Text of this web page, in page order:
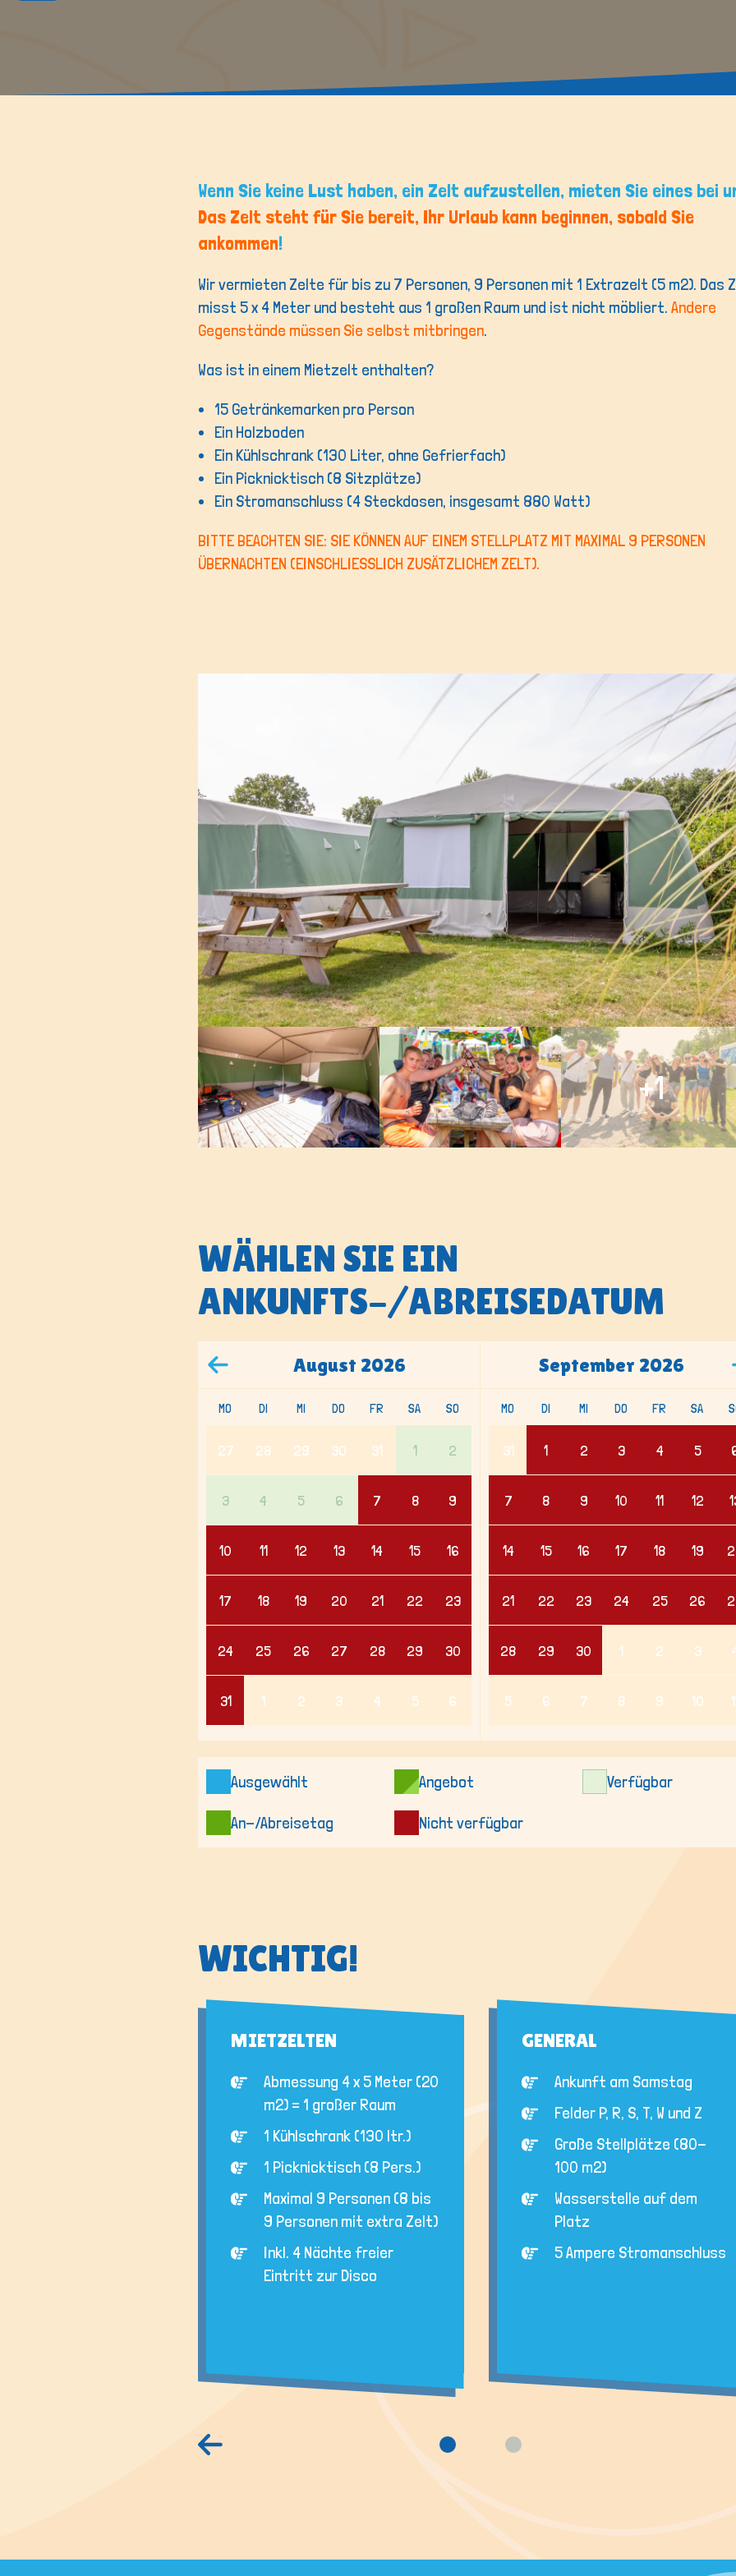
Wenn Sie keine Lust haben, ein Zelt aufzustellen, mieten Sie eines bei
Das Zelt steht für Sie bereit, Ihr Urlaub kann beginnen, sobald Sie
ankommen!
Wir vermieten Zelte für bis zu 7 Personen, 9 Personen mit 1 Extrazelt (5 m2). Das
misst 5 x 4 Meter und besteht aus 1 großen Raum und ist nicht möbliert. Andere
Gegenstände müssen Sie selbst mitbringen.
Was ist in einem Mietzelt enthalten?
15 Getränkemarken pro Person
Ein Holzboden
Ein Kühlschrank (130 Liter, ohne Gefrierfach)
Ein Picknicktisch (8 Sitzplätze)
Ein Stromanschluss (4 Steckdosen, insgesamt 880 Watt)
BITTE BEACHTEN SIE: SIE KÖNNEN AUF EINEM STELLPLATZ MIT MAXIMAL 9 PERSONEN
ÜBERNACHTEN (EINSCHLIESSLICH ZUSÄTZLICHEM ZELT).
WÄHLEN SIE EIN
ANKUNFTS-/ABREISEDATUM
August 2026
MO DI MI DO FR SA SO
27 28 29 30 31 1 2
3 4 5 6 7 8 9
10 11 12 13 14 15 16
17 18 19 20 21 22 23
24 25 26 27 28 29 30
31 1 2 3 4 5 6
September 2026
MO DI MI DO FR SA
31 1 2 3 4 5
7 8 9 10 11 12
14 15 16 17 18 19
21 22 23 24 25 26
28 29 30 1 2 3
5 6 7 8 9 10
Ausgewählt Angebot Verfügbar
An-/Abreisetag Nicht verfügbar
WICHTIG!
MIETZELTEN
Abmessung 4 x 5 Meter (20
m2) = 1 großer Raum
1 Kühlschrank (130 ltr.)
1 Picknicktisch (8 Pers.)
Maximal 9 Personen (8 bis
9 Personen mit extra Zelt)
Inkl. 4 Nächte freier
Eintritt zur Disco
GENERAL
Ankunft am Samstag
Felder P, R, S, T, W und Z
Große Stellplätze (80-
100 m2)
Wasserstelle auf dem
Platz
5 Ampere Stromanschluss